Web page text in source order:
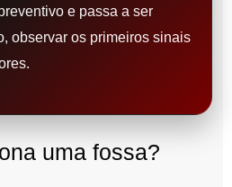
e passa a ser
observar os primeiros sinais
uma fossa?